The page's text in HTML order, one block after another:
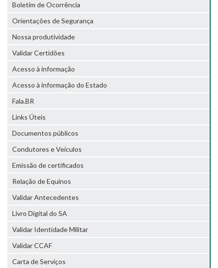
Boletim de Ocorrência
Orientações de Segurança
Nossa produtividade
Validar Certidões
Acesso à informação
Acesso à informação do Estado
Fala.BR
Links Úteis
Documentos públicos
Condutores e Veículos
Emissão de certificados
Relação de Equinos
Validar Antecedentes
Livro Digital do SA
Validar Identidade Militar
Validar CCAF
Carta de Serviços